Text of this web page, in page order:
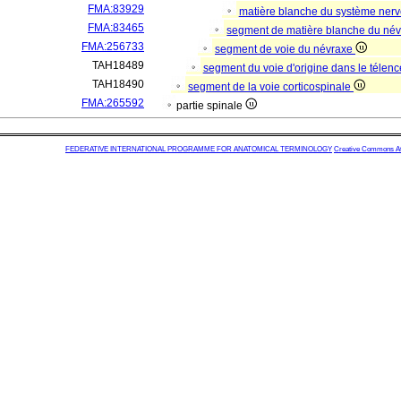
FMA:83929
matière blanche du système
FMA:83465
segment de matière blanche du
FMA:256733
segment de voie du névraxe
TAH18489
segment du voie d'origine dans le
TAH18490
segment de la voie corticospinale
FMA:265592
partie spinale
FEDERATIVE INTERNATIONAL PROGRAMME FOR ANATOMICAL TERMINOLOGY Creative Commons